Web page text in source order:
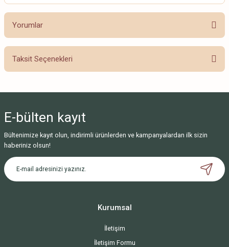
Yorumlar
Bu ürüne ilk yorumu siz yapın!
Taksit Seçenekleri
E-bülten kayıt
Bültenimize kayıt olun, indirimli ürünlerden ve kampanyalardan ilk sizin
haberiniz olsun!
Kurumsal
İletişim
İletişim Formu